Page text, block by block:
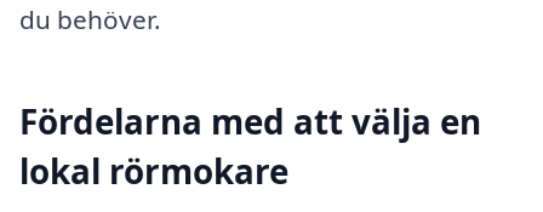
du behöver.
Fördelarna med att välja en
lokal rörmokare